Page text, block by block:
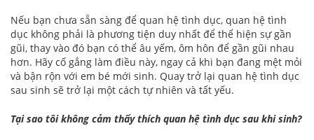
Nếu bạn chưa sẵn sàng để quan hệ tình dục, quan hệ tình
dục không phải là phương tiện duy nhất để thể hiện sự gần
gũi, thay vào đó bạn có thể âu yếm, ôm hôn để gần gũi nhau
hơn. Hãy cố gắng làm điều này, ngay cả khi bạn đang mệt mỏi
và bận rộn với em bé mới sinh. Quay trở lại quan hệ tình dục
sau sinh sẽ trở lại một cách tự nhiên và tất yếu.
Tại sao tôi không cảm thấy thích quan hệ tình dục sau khi sinh?